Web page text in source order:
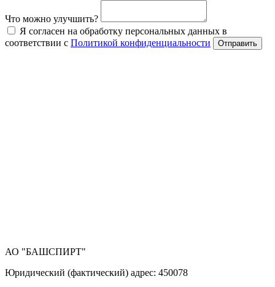
Что можно улучшить?
Я согласен на обработку персональных данных в
соответствии с Политикой конфиденциальности Отправить
АО "БАШСПИРТ"
Юридический (фактический) адрес: 450078